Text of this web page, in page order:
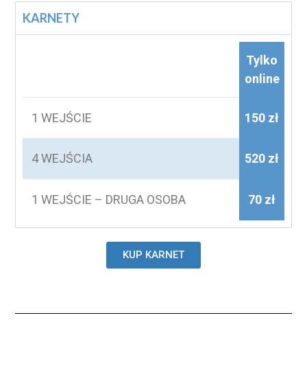
KARNETY
Tylko
online
1 WEJŚCIE 150 zł
4 WEJŚCIA 520 zł
1 WEJŚCIE – DRUGA OSOBA 70 zł
KUP KARNET